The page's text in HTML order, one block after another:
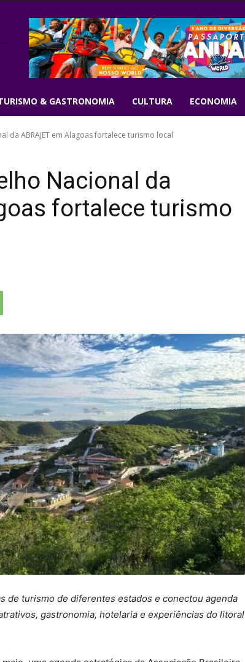
& GASTRONOMIA CULTURA ECONOMIA
da ABRAJET em Alagoas fortalece turismo local
Nacional da
fortalece turismo
de turismo de diferentes estados e conectou agenda
gastronomia, hotelaria e experiências do litoral